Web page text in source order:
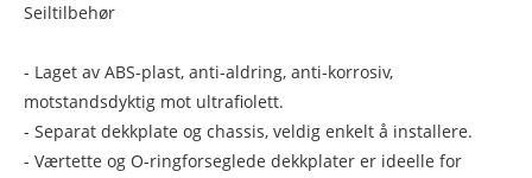
Seiltilbehør
- Laget av ABS-plast, anti-aldring, anti-korrosiv,
motstandsdyktig mot ultrafiolett.
- Separat dekkplate og chassis, veldig enkelt å installere.
- Værtette og O-ringforseglede dekkplater er ideelle for